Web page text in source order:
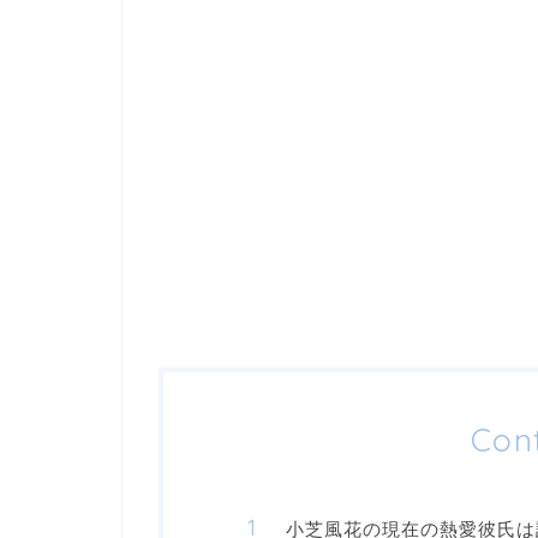
小芝風花の現在の熱愛彼氏は